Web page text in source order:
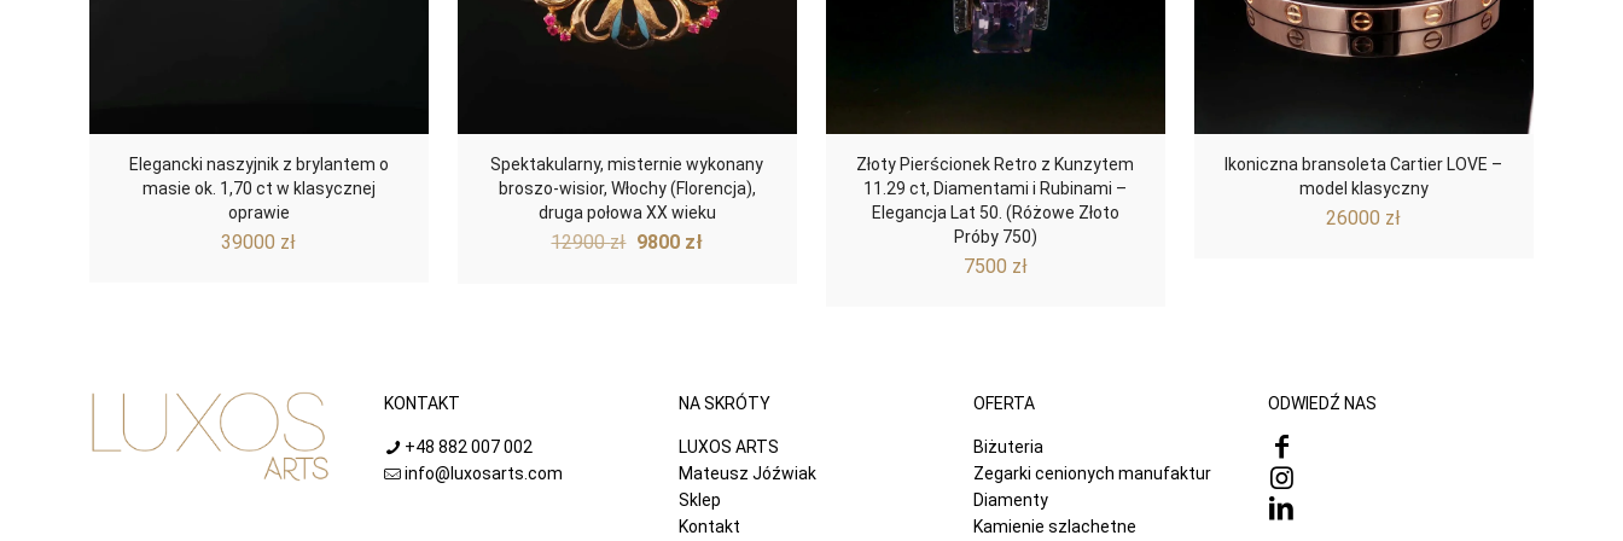
Elegancki naszyjnik z brylantem o
masie ok. 1,70 ct w klasycznej
oprawie
39000 zł
Spektakularny, misternie wykonany
broszo-wisior, Włochy (Florencja),
druga połowa XX wieku
12900zł Pierwotna
9800 złAktualna
Złoty Pierścionek Retro z Kunzytem
11.29 ct, Diamentami i Rubinami –
Elegancja Lat 50. (Różowe Złoto
Próby 750)
7500 zł
Ikoniczna bransoleta Cartier LOVE –
model klasyczny
26000 zł
KONTAKT
+48 882 007 002
info@luxosarts.com
NA SKRÓTY
LUXOS ARTS
Mateusz Jóźwiak
Sklep
Kontakt
OFERTA
Biżuteria
Zegarki cenionych manufaktur
Diamenty
Kamienie szlachetne
ODWIEDŹ NAS